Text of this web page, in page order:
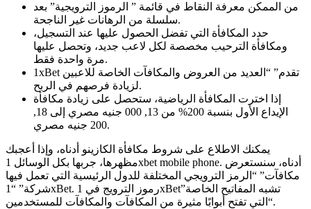
من الممكن معرفة النقاط في قائمة ” الرموز الترويجية” بعد
سلسلة من الرهانات غير الناجحة.
حدد المكافأة التي تفضل الحصول عليها عند التسجيل،
ومكافأة الترحيب مخصصة لكل لاعب جديد، وتحصل عليها
مرة واحدة فقط.
1xBet تقدم” “العديد من العروض والمكافآت الخاصة للاعبين
لزيادة فرصهم في الربح.
إذا اخترت المكافأة الرياضية، ستحصل على زيادة مكافأة
الإيداع الأول بنسبة 200% من 13, 000 جنيه مصري إلى 18,
200 جنيه مصري.
يمكنك الاطلاع على شروط مكافأة الكازينو أدناه، وإذا أعجبك
مظهرها، جربها بكل الوسائل 1xbet mobile phone. أدناه، سنستعرض
مكافآت” “الرمز الترويجي المختلفة للدول الرئيسية التي تعمل فيها
شركة” “1xBet. رموز الترويج في 1xBetتشبه المفاتيح الخاصة”
“التي تفتح أبوابًا مثيرة من المكافآت والمكافآت للمستخدمين.